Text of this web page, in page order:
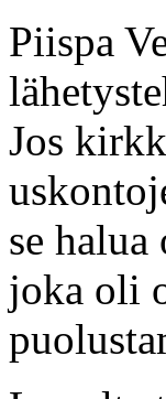
Piispa
Jos
se
joka oli